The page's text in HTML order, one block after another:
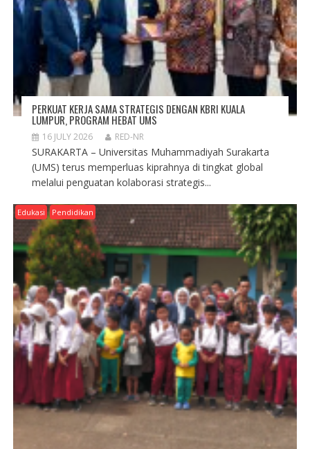
PERKUAT KERJA SAMA STRATEGIS DENGAN KBRI KUALA
LUMPUR, PROGRAM HEBAT UMS
16 JULY 2026 RED-NR
SURAKARTA – Universitas Muhammadiyah Surakarta
(UMS) terus memperluas kiprahnya di tingkat global
melalui penguatan kolaborasi strategis...
Edukasi Pendidikan